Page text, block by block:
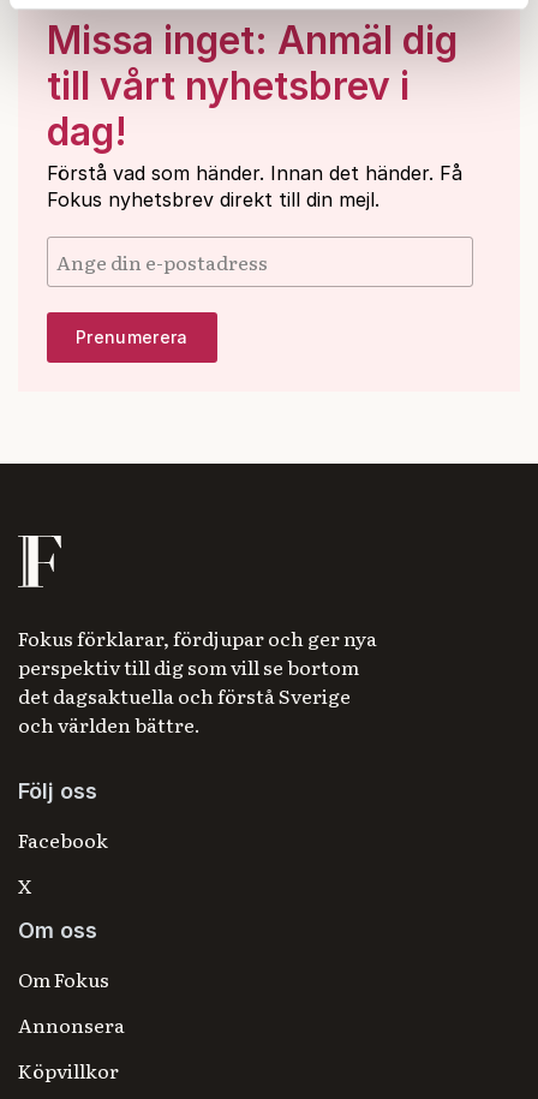
Dessa kan i sin tur kombinera informationen med annan
information som du har tillhandahållit eller som de har
samlat in när du har använt deras tjänster.
Om du vill läsa mer om hur vi hanterar personuppgifter
kan du göra det
Missa inget: Anmäl dig
till vårt nyhetsbrev i
dag!
Förstå vad som händer. Innan det händer. Få
Fokus nyhetsbrev direkt till din mejl.
Fokus förklarar, fördjupar och ger nya
perspektiv till dig som vill se bortom
det dagsaktuella och förstå Sverige
och världen bättre.
Följ oss
Facebook
X
Om oss
Om Fokus
Annonsera
Köpvillkor